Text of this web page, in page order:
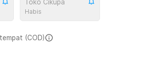
Toko Cikupa
Habis
(COD)